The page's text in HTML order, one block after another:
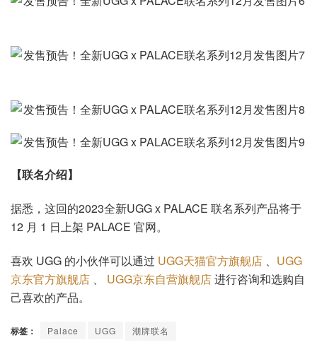
【联名介绍】
据悉，这回的2023全新UGG x PALACE 联名系列产品将于
12 月 1 日上架 PALACE 官网。
喜欢 UGG 的小伙伴可以通过 UGG天猫官方旗舰店 、 UGG
京东官方旗舰店 、 UGG京东自营旗舰店进行咨询和选购自
己喜欢的产品。
标签： Palace UGG 潮牌联名